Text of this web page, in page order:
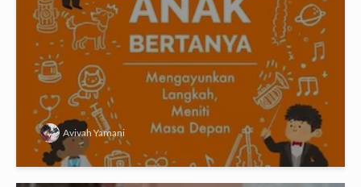
Avivah Yamani